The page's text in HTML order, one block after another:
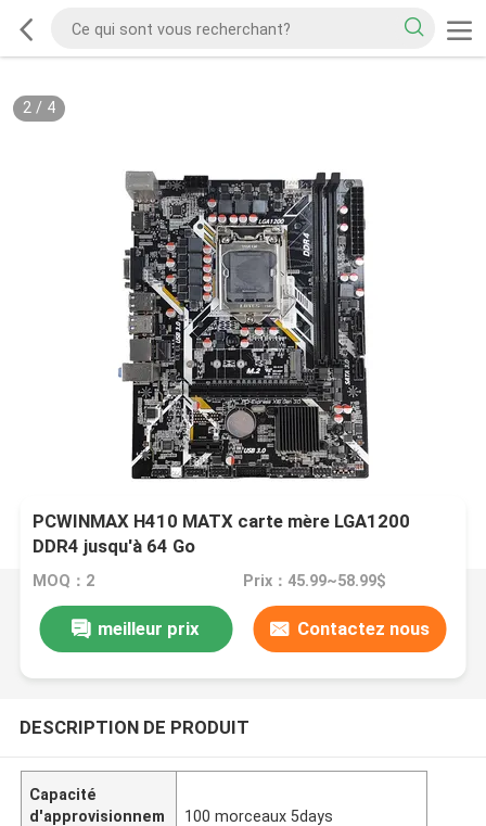
2/ 4
PCWINMAX H410 MATX carte mère LGA1200
DDR4 jusqu'à 64 Go
MOQ：2 Prix：45.99~58.99$
meilleur prix Contactez nous
DESCRIPTION DE PRODUIT
Capacité
d'approvisionnem
100 morceaux 5days